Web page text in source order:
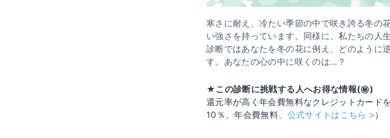
寒さに耐え、冷たい季節の中で咲き誇る冬の
い強さを持っています。同様に、私たちの人
診断ではあなたを冬の花に例え、どのように
す。あなたの心の中に咲くのは…？
★この診断に挑戦する人へお得な情報(㊙️)
還元率が高く年会費無料なクレジットカー
10％、年会費無料、 公式サイトはこちら >）